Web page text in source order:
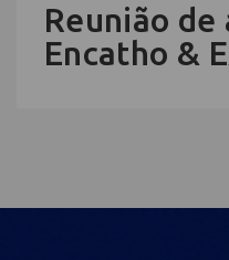
Reunião
Encatho &